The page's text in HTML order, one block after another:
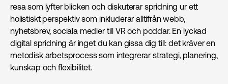
resa som lyfter blicken och diskuterar spridning ur ett
holistiskt perspektiv som inkluderar alltifrån webb,
nyhetsbrev, sociala medier till VR och poddar. En lyckad
digital spridning är inget du kan gissa dig till: det kräver en
metodisk arbetsprocess som integrerar strategi, planering,
kunskap och flexibilitet.